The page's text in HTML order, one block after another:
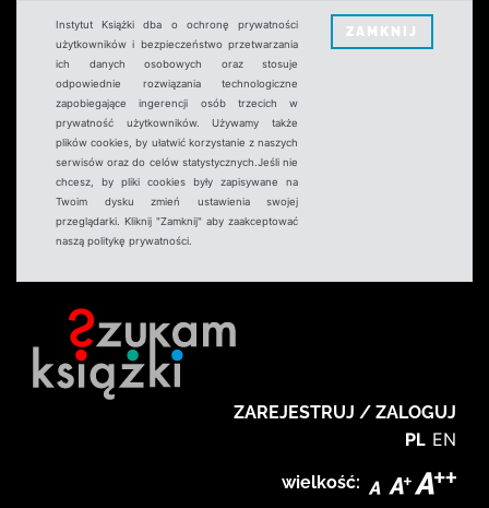
Instytut Książki dba o ochronę prywatności
użytkowników i bezpieczeństwo przetwarzania
ich danych osobowych oraz stosuje
odpowiednie rozwiązania technologiczne
zapobiegające ingerencji osób trzecich w
prywatność użytkowników. Używamy także
plików cookies, by ułatwić korzystanie z naszych
serwisów oraz do celów statystycznych.Jeśli nie
chcesz, by pliki cookies były zapisywane na
Twoim dysku zmień ustawienia swojej
przeglądarki. Kliknij "Zamknij" aby zaakceptować
naszą politykę prywatności.
ZAMKNIJ
ZAREJESTRUJ / ZALOGUJ
PL EN
wielkość: